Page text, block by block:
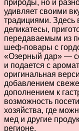
природы, но и
удивляет своими
традициями. Здесь
деликатесы,
передаваемым из
шеф-повары с
«Озерный дар» —
и подается с
оригинальная
добавлением
дополнением к
возможность
хозяйства, где
мед и другие
регионе.